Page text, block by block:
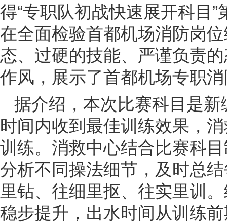
得“专职队初战快速展开科目
在全面检验首都机场消防岗
态、过硬的技能、严谨负责
作风，展示了首都机场专职
据介绍，本次比赛科目是
时间内收到最佳训练效果，
训练。消救中心结合比赛科
分析不同操法细节，及时总
里钻、往细里抠、往实里训
稳步提升，出水时间从训练